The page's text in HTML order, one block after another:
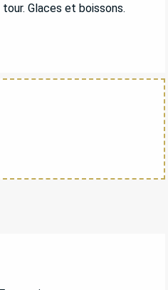
Glaces et boissons.